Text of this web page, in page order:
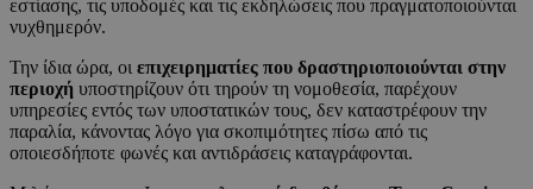
εστίασης, τις υποδομές και τις εκδηλώσεις που πραγματοποιούνται
νυχθημερόν.
Την ίδια ώρα, οι επιχειρηματίες που δραστηριοποιούνται στην
περιοχή υποστηρίζουν ότι τηρούν τη νομοθεσία, παρέχουν
υπηρεσίες εντός των υποστατικών τους, δεν καταστρέφουν την
παραλία, κάνοντας λόγο για σκοπιμότητες πίσω από τις
οποιεσδήποτε φωνές και αντιδράσεις καταγράφονται.